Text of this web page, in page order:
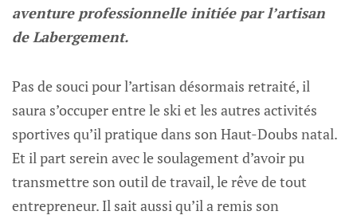
aventure professionnelle initiée par l’artisan
de Labergement.
Pas de souci pour l’artisan désormais retraité, il
saura s’occuper entre le ski et les autres activités
sportives qu’il pratique dans son Haut-Doubs natal.
Et il part serein avec le soulagement d’avoir pu
transmettre son outil de travail, le rêve de tout
entrepreneur. Il sait aussi qu’il a remis son